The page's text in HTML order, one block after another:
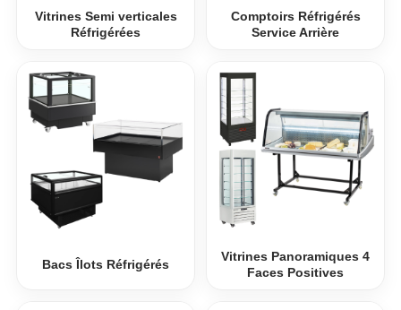
Vitrines Semi verticales
Réfrigérées
Comptoirs Réfrigérés
Service Arrière
Bacs Îlots Réfrigérés
Vitrines Panoramiques 4
Faces Positives